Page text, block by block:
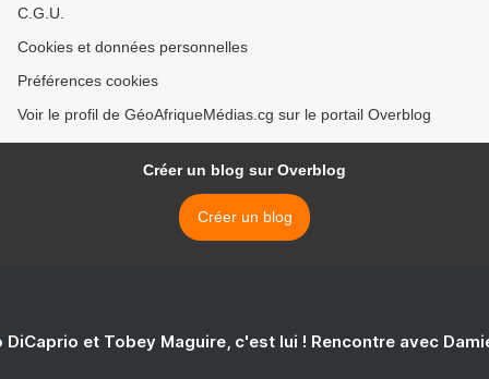
C.G.U.
Cookies et données personnelles
Préférences cookies
Voir le profil de GéoAfriqueMédias.cg sur le portail Overblog
Créer un blog sur Overblog
Créer un blog
DiCaprio et Tobey Maguire, c'est lui ! Rencontre avec